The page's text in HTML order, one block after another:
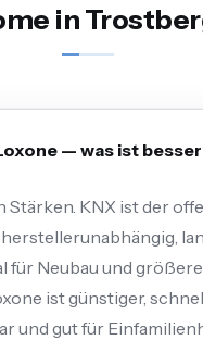
in
— was ist
Stärken. KNX ist der
für Neubau und größere
ist günstiger,
und gut für